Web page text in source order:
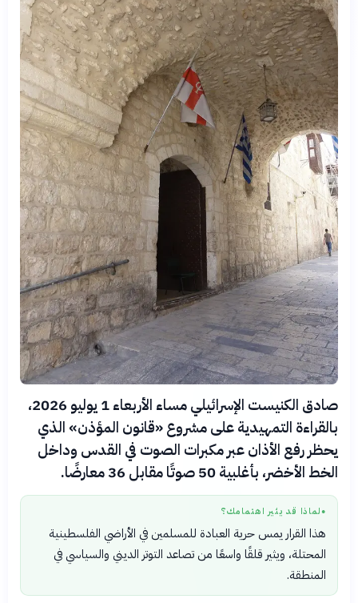
صادق الكنيست الإسرائيلي مساء الأربعاء 1 يوليو 2026،
بالقراءة التمهيدية على مشروع «قانون المؤذن» الذي
يحظر رفع الأذان عبر مكبرات الصوت في القدس وداخل
الخط الأخضر، بأغلبية 50 صوتًا مقابل 36 معارضًا.
● لماذا قد يثير اهتمامك؟
هذا القرار يمس حرية العبادة للمسلمين في الأراضي الفلسطينية
المحتلة، ويثير قلقًا واسعًا من تصاعد التوتر الديني والسياسي في
المنطقة.